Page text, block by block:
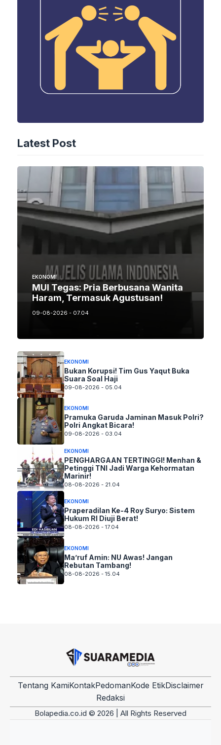
Latest Post
EKONOMI
MUI Tegas: Pria Berbusana Wanita
Haram, Termasuk Agustusan!
09-08-2026 - 07.04
EKONOMI
Bukan Korupsi! Tim Gus Yaqut Buka
Suara Soal Haji
09-08-2026 - 05.04
EKONOMI
Pramuka Garuda Jaminan Masuk Polri?
Polri Angkat Bicara!
09-08-2026 - 03.04
EKONOMI
PENGHARGAAN TERTINGGI! Menhan &
Petinggi TNI Jadi Warga Kehormatan
Marinir!
08-08-2026 - 21.04
EKONOMI
Praperadilan Ke-4 Roy Suryo: Sistem
Hukum RI Diuji Berat!
08-08-2026 - 17.04
EKONOMI
Ma’ruf Amin: NU Awas! Jangan
Rebutan Tambang!
08-08-2026 - 15.04
Tentang KamiKontakPedomanKode EtikDisclaimer
Redaksi
Bolapedia.co.id © 2026 | All Rights Reserved